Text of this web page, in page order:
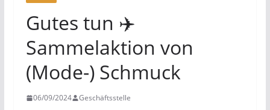
Gutes tun ✈️
Sammelaktion von
(Mode-) Schmuck
06/09/2024 Geschäftsstelle